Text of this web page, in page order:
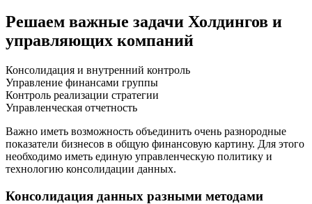
Решаем важные задачи Холдингов и
управляющих компаний
Консолидация и внутренний контроль
Управление финансами группы
Контроль реализации стратегии
Управленческая отчетность
Важно иметь возможность объединить очень разнородные
показатели бизнесов в общую финансовую картину. Для этого
необходимо иметь единую управленческую политику и
технологию консолидации данных.
Консолидация данных разными методами